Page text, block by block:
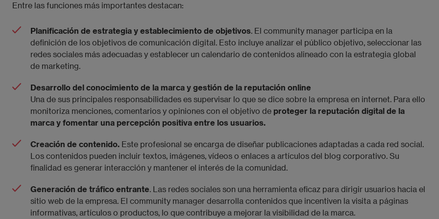
Entre las funciones más importantes destacan:
Planificación de estrategia y establecimiento de objetivos. El community manager participa en la
definición de los objetivos de comunicación digital. Esto incluye analizar el público objetivo, seleccionar las
redes sociales más adecuadas y establecer un calendario de contenidos alineado con la estrategia global
de marketing.
Desarrollo del conocimiento de la marca y gestión de la reputación online
Una de sus principales responsabilidades es supervisar lo que se dice sobre la empresa en internet. Para ello
monitoriza menciones, comentarios y opiniones con el objetivo de proteger la reputación digital de la
marca y fomentar una percepción positiva entre los usuarios.
Creación de contenido. Este profesional se encarga de diseñar publicaciones adaptadas a cada red social.
Los contenidos pueden incluir textos, imágenes, vídeos o enlaces a artículos del blog corporativo. Su
finalidad es generar interacción y mantener el interés de la comunidad.
Generación de tráfico entrante. Las redes sociales son una herramienta eficaz para dirigir usuarios hacia el
sitio web de la empresa. El community manager desarrolla contenidos que incentiven la visita a páginas
informativas, artículos o productos, lo que contribuye a mejorar la visibilidad de la marca.